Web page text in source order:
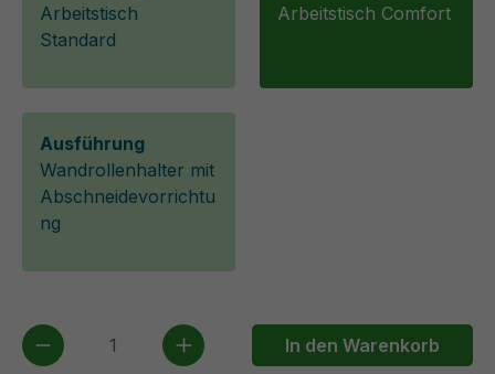
Arbeitstisch
Standard
Arbeitstisch Comfort
Ausführung
Wandrollenhalter mit
Abschneidevorrichtu
ng
Produkt Anzahl: Gib den gewünschten
In den Warenkorb